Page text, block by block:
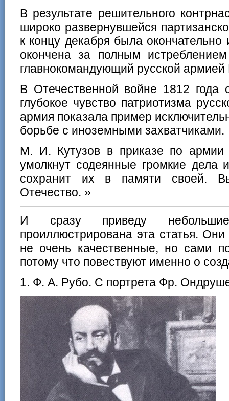
В результате решительного
широко развернувшейся
к концу декабря была
окончена за полным
главнокомандующий русской
В Отечественной войне 1812 года
глубокое чувство патриотизма
армия показала пример
борьбе с иноземными захватчиками.
М. И. Кутузов в приказе по
умолкнут содеянные громкие дела
сохранит их в памяти своей.
Отечество. »
И сразу приведу
проиллюстрирована эта статья.
не очень качественные, но сами
потому что повествуют именно о
1. Ф. А. Рубо. С портрета Фр.